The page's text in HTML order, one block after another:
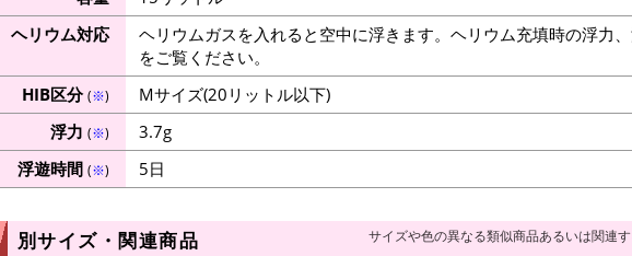
ヘリウム対応
ヘリウムガスを入れると空中に浮きます。ヘリウム充填時の浮力
をご覧ください。
HIB区分(※)
Mサイズ(20リットル以下)
浮力 (※)
3.7g
浮遊時間 (※) 5日
別サイズ・関連商品 サイズや色の異なる類似商品あるいは関連